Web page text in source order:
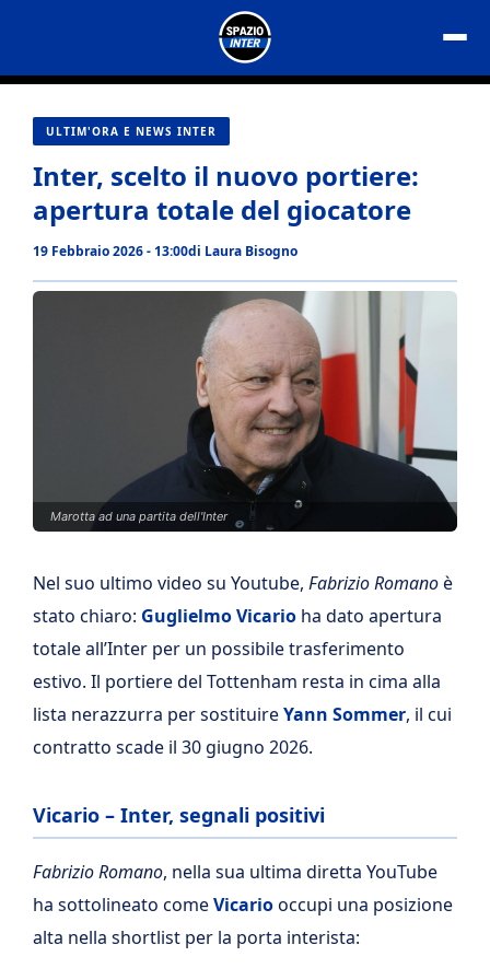
contenuto
ULTIM'ORA E NEWS INTER
Inter, scelto il nuovo portiere:
apertura totale del giocatore
19 Febbraio 2026 - 13:00di Laura Bisogno
Marotta ad una partita dell'Inter
Nel suo ultimo video su Youtube, Fabrizio Romanoè
stato chiaro: Guglielmo Vicario ha dato apertura
totale all’Inter per un possibile trasferimento
estivo. Il portiere del Tottenham resta in cima alla
lista nerazzurra per sostituireYann Sommer, il cui
contratto scade il 30 giugno 2026.
Vicario – Inter, segnali positivi
Fabrizio Romano, nella sua ultima diretta YouTube
ha sottolineato comeVicariooccupi una posizione
alta nella shortlist per la porta interista: